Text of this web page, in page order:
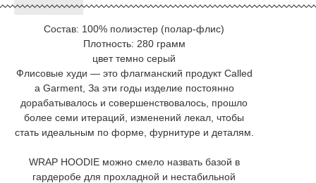
Состав: 100% полиэстер (полар-флис)
Плотность: 280 грамм
цвет темно серый
Флисовые худи — это флагманский продукт Called
a Garment, За эти годы изделие постоянно
дорабатывалось и совершенствовалось, прошло
более семи итераций, изменений лекал, чтобы
стать идеальным по форме, фурнитуре и деталям.
WRAP HOODIE можно смело назвать базой в
гардеробе для прохладной и нестабильной